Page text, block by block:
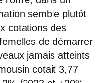
semble plutôt
cotations des
de démarrer
jamais atteints
cotait 3,77